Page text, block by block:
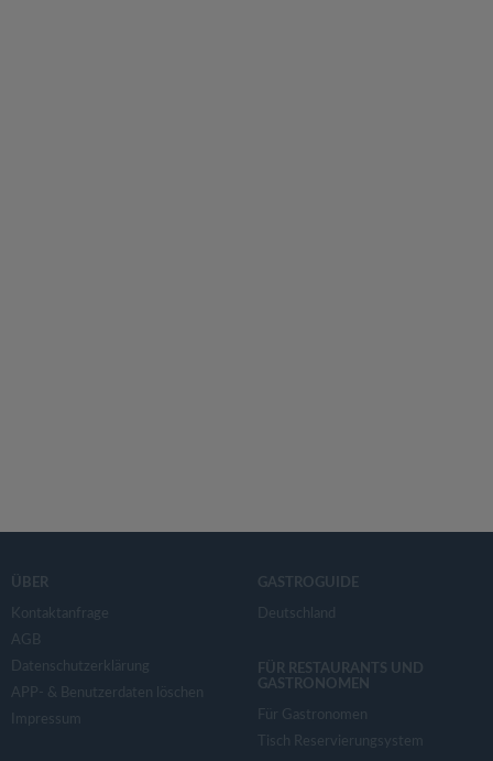
ÜBER
Kontaktanfrage
AGB
Datenschutzerklärung
APP- & Benutzerdaten löschen
Impressum
GASTROGUIDE
Deutschland
FÜR RESTAURANTS UND
GASTRONOMEN
Für Gastronomen
Tisch Reservierungsystem